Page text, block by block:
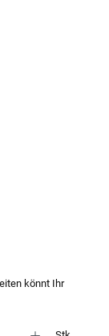
könnt Ihr